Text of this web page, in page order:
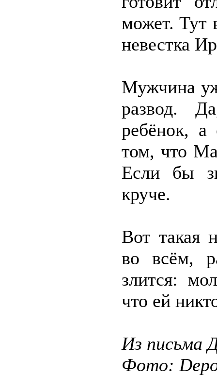
может. Тут
невестка
Мужчина
развод.
ребёнок,
том, что
Если бы
круче.
Вот такая
во всём,
злится:
что ей
Из письма
Фото: